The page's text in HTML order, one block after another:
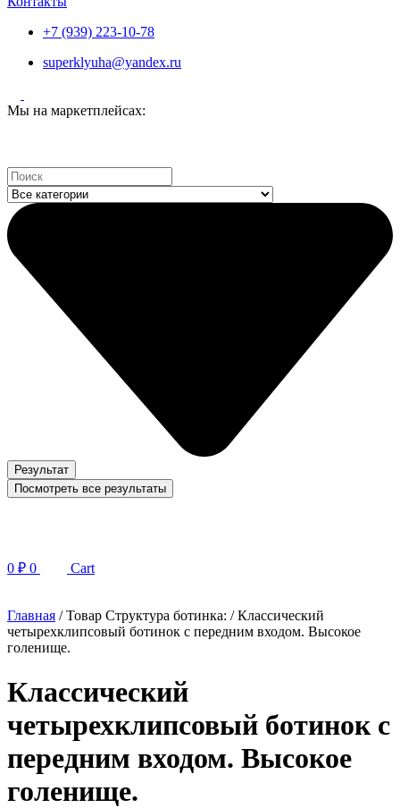
+7 (939) 223-10-78
superklyuha@yandex.ru
Мы на маркетплейсах:
Search
...
Результат
Посмотреть все результаты
0 ₽ 0 Cart
Главная / Товар Структура ботинка: / Классический
четырехклипсовый ботинок с передним входом. Высокое
голенище.
Классический
четырехклипсовый ботинок с
передним входом. Высокое
голенище.